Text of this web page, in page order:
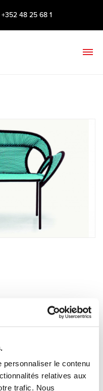
personnaliser le contenu
relatives aux
trafic. Nous
+352 48 25 68 1